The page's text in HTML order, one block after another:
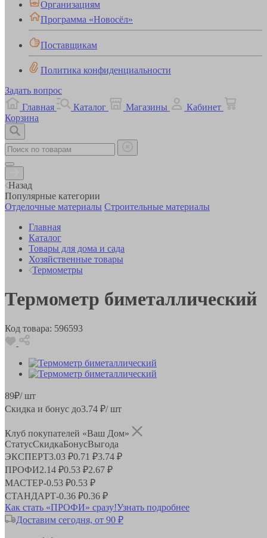
Организациям
Программа «Новосёл»
Поставщикам
Политика конфиденциальности
Задать вопрос
Главная
Каталог Магазины
Кабинет
Корзина
Назад
Популярные категории
Отделочные материалы Строительные материалы
Главная
Каталог
Товары для дома и сада
Хозяйственные товары
Термометры
Термометр биметаллический
Код товара: 596593
89₽/ шт
Скидка и бонус до3.74 ₽/ шт
Клуб покупателей «Ваш Дом»
СтатусСкидкаБонусВыгода
ЭКСПЕРТ3.03 ₽0.71 ₽3.74 ₽
ПРОФИ2.14 ₽0.53 ₽2.67 ₽
МАСТЕР-0.53 ₽0.53 ₽
СТАНДАРТ-0.36 ₽0.36 ₽
Как стать «ПРОФИ» сразу!Узнать подробнее
Доставим сегодня, от 90 ₽